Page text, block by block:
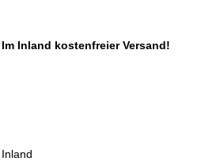
Im Inland kostenfreier Versand!